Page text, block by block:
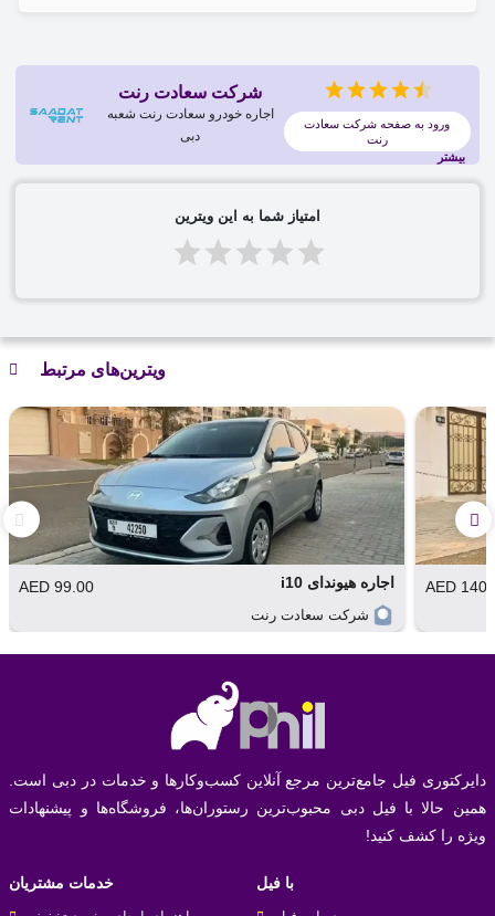
شرکت سعادت رنت
اجاره خودرو سعادت رنت شعبه
دبی
ورود به صفحه شرکت سعادت
رنت
بیشتر
امتیاز شما به این ویترین
ویترین‌های مرتبط
اجاره هیوندای i10 99.00 AED
شرکت سعادت رنت
140.00
خدمات مشتریان با فیل
دایرکتوری فیل جامع‌ترین مرجع آنلاین کسب‌وکارها و خدمات در دبی است.
همین حالا با فیل دبی محبوب‌ترین رستوران‌ها، فروشگاه‌ها و پیشنهادات
ویژه را کشف کنید!